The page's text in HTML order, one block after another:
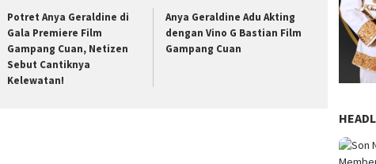
Potret Anya Geraldine di
Gala Premiere Film
Gampang Cuan, Netizen
Sebut Cantiknya
Kelewatan!
Anya Geraldine Adu Akting
dengan Vino G Bastian Film
Gampang Cuan